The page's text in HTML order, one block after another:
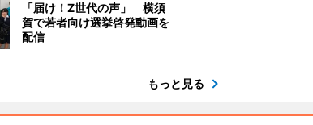
「届け！Z世代の声」 横須
賀で若者向け選挙啓発動画を
配信
もっと見る